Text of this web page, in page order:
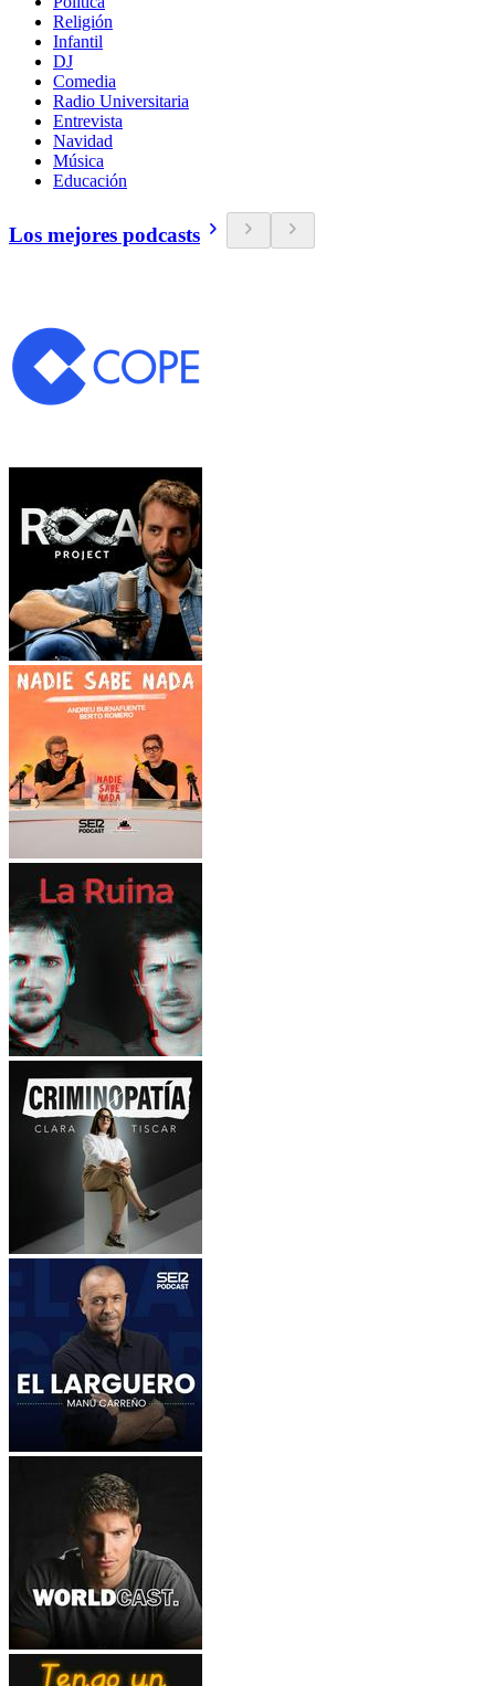
Religión
Infantil
DJ
Comedia
Radio Universitaria
Entrevista
Navidad
Música
Educación
Los mejores podcasts